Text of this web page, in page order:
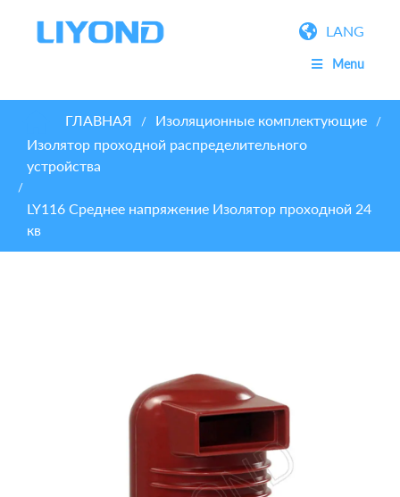
LANG
Menu
ГЛАВНАЯ / Изоляционные комплектующие /
Изолятор проходной распределительного
устройства
/
LY116 Среднее напряжение Изолятор проходной 24
кв